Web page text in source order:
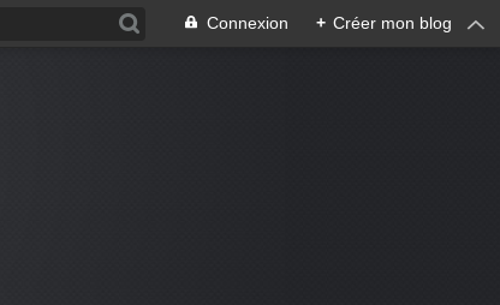
Connexion + Créer mon blog